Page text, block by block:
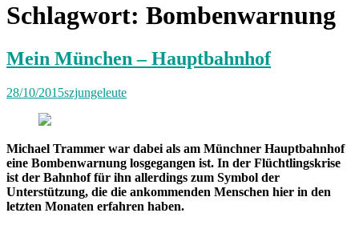
Schlagwort: Bombenwarnung
Mein München – Hauptbahnhof
28/10/2015szjungeleute
Michael Trammer war dabei als am Münchner Hauptbahnhof
eine Bombenwarnung losgegangen ist. In der Flüchtlingskrise
ist der Bahnhof für ihn allerdings zum Symbol der
Unterstützung, die die ankommenden Menschen hier in den
letzten Monaten erfahren haben.